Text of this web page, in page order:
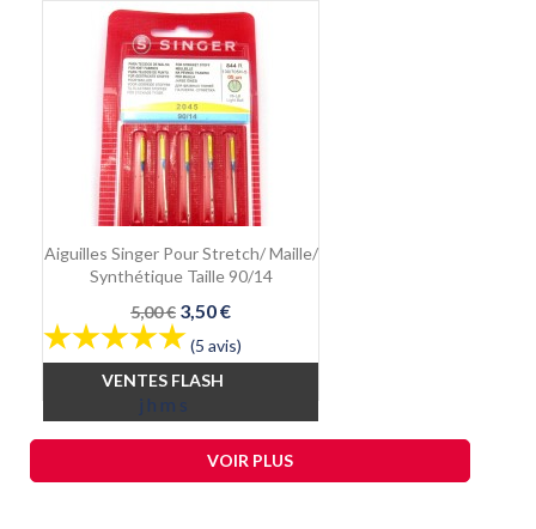
Aiguilles Singer Pour Stretch/ Maille/
Synthétique Taille 90/14
Prix
de
base
5,00 € Prix
3,50 €
(5 avis)
VENTES FLASH
j h m s
VOIR PLUS